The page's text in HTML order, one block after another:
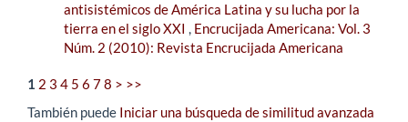
antisistémicos de América Latina y su lucha por la
tierra en el siglo XXI , Encrucijada Americana: Vol. 3
Núm. 2 (2010): Revista Encrucijada Americana
1 2 3 4 5 6 78 > >>
También puede Iniciar una búsqueda de similitud avanzada